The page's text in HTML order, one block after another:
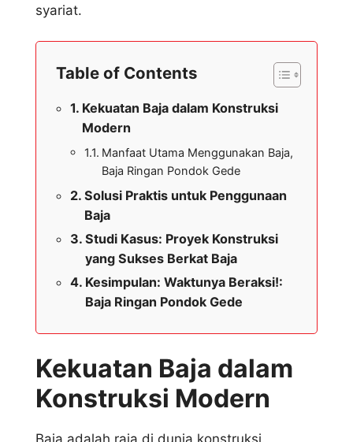
syariat.
Table of Contents
Kekuatan Baja dalam Konstruksi
Modern
Manfaat Utama Menggunakan Baja,
Baja Ringan Pondok Gede
Solusi Praktis untuk Penggunaan
Baja
Studi Kasus: Proyek Konstruksi
yang Sukses Berkat Baja
Kesimpulan: Waktunya Beraksi!:
Baja Ringan Pondok Gede
Kekuatan Baja dalam
Konstruksi Modern
Baja adalah raja di dunia konstruksi.